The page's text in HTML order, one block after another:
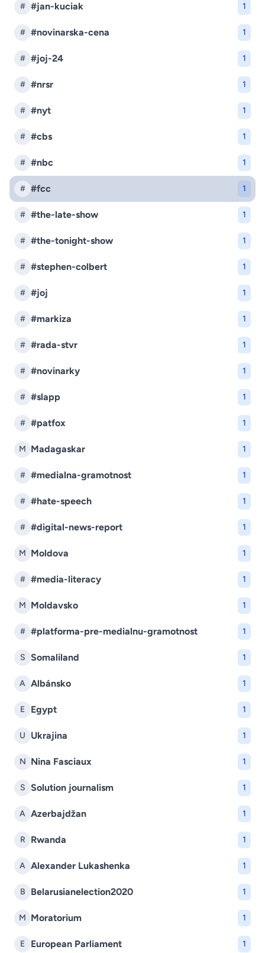
# #jan-kuciak 1
# #novinarska-cena 1
# #joj-24 1
# #nrsr 1
# #nyt 1
# #cbs 1
# #nbc 1
# #fcc 1
# #the-late-show 1
# #the-tonight-show 1
# #stephen-colbert 1
# #joj 1
# #markiza 1
# #rada-stvr 1
# #novinarky 1
# #slapp 1
# #patfox 1
M Madagaskar 1
# #medialna-gramotnost 1
# #hate-speech 1
# #digital-news-report 1
M Moldova 1
# #media-literacy 1
M Moldavsko 1
# #platforma-pre-medialnu-gramotnost 1
S Somaliland 1
A Albánsko 1
E Egypt 1
U Ukrajina 1
N Nina Fasciaux 1
S Solution journalism 1
A Azerbajdžan 1
R Rwanda 1
A Alexander Lukashenka 1
B Belarusianelection2020 1
M Moratorium 1
E European Parliament 1